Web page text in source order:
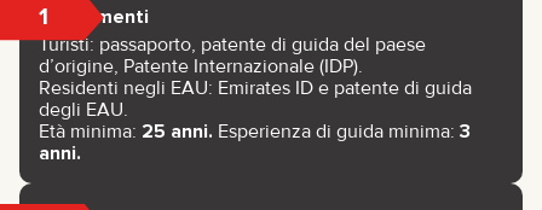
1 Documenti
Turisti: passaporto, patente di guida del paese
d’origine, Patente Internazionale (IDP).
Residenti negli EAU: Emirates ID e patente di guida
degli EAU.
Età minima: 25 anni. Esperienza di guida minima: 3
anni.